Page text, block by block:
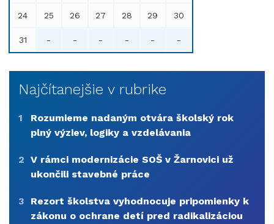
24 25 26 27 28 29 30
31 - - - - - -
Najčítanejšie v rubrike
1
Rozumieme nadaným otvára školský rok
plný výziev, logiky a vzdelávania
2 V rámci modernizácie SOŠ v Žarnovici už
ukončili stavebné práce
3
Rezort školstva vyhodnocuje pripomienky k
zákonu o ochrane detí pred radikalizáciou